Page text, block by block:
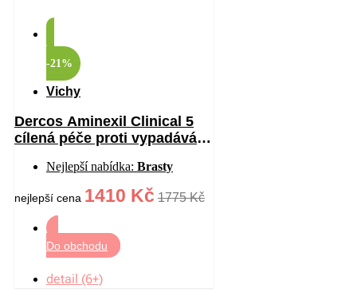
-21%
Vichy
Dercos Aminexil Clinical 5
cílená péče proti vypadávání
Nejlepší nabídka: Brasty
nejlepší cena 1410 Kč 1775 Kč
Do obchodu
detail (6+)